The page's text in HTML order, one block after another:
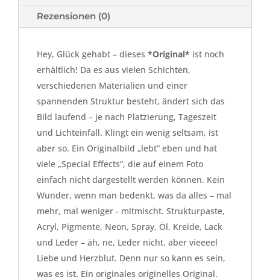
Rezensionen (0)
Hey, Glück gehabt – dieses *Original* ist noch
erhältlich! Da es aus vielen Schichten,
verschiedenen Materialien und einer
spannenden Struktur besteht, ändert sich das
Bild laufend – je nach Platzierung, Tageszeit
und Lichteinfall. Klingt ein wenig seltsam, ist
aber so. Ein Originalbild „lebt“ eben und hat
viele „Special Effects“, die auf einem Foto
einfach nicht dargestellt werden können. Kein
Wunder, wenn man bedenkt, was da alles – mal
mehr, mal weniger - mitmischt. Strukturpaste,
Acryl, Pigmente, Neon, Spray, Öl, Kreide, Lack
und Leder – äh, ne, Leder nicht, aber vieeeel
Liebe und Herzblut. Denn nur so kann es sein,
was es ist. Ein originales originelles Original.